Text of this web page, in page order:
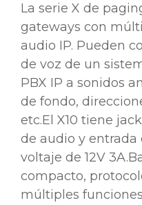
La serie X de
gateways con
audio IP. Pueden
de voz de un
PBX IP a sonidos
de fondo,
etc.El X10 tiene
de audio y
voltaje de 12V 3A.
compacto,
múltiples